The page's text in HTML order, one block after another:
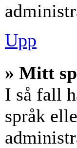
Upp
» Mitt
I så fall
språk